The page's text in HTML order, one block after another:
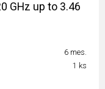
GHz up to 3.46
6 mes.
1 ks